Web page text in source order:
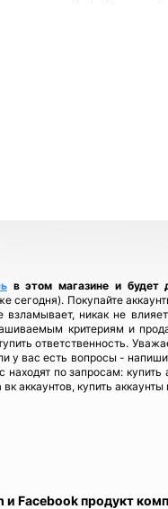
в этом магазине и будет
сегодня). Покупайте
взламывает, никак не
критериям и
ответственность.
у вас есть вопросы -
по запросам: купить
аккаунтов, купить аккаунты
Facebook продукт